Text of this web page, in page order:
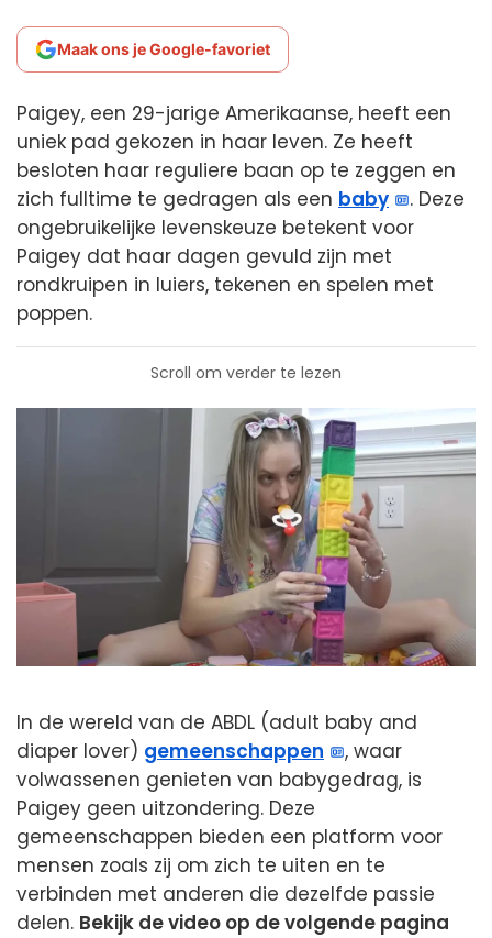
Maak ons je Google-favoriet
Paigey, een 29-jarige Amerikaanse, heeft een
uniek pad gekozen in haar leven. Ze heeft
besloten haar reguliere baan op te zeggen en
zich fulltime te gedragen als een baby
. Deze
ongebruikelijke levenskeuze betekent voor
Paigey dat haar dagen gevuld zijn met
rondkruipen in luiers, tekenen en spelen met
poppen.
Scroll om verder te lezen
In de wereld van de ABDL (adult baby and
diaper lover) gemeenschappen
, waar
volwassenen genieten van babygedrag, is
Paigey geen uitzondering. Deze
gemeenschappen bieden een platform voor
mensen zoals zij om zich te uiten en te
verbinden met anderen die dezelfde passie
delen. Bekijk de video op de volgende pagina